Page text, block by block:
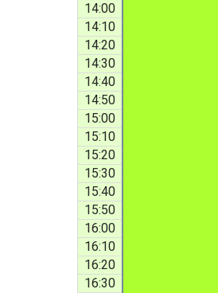
14:00
14:10
14:20
14:30
14:40
14:50
15:00
15:10
15:20
15:30
15:40
15:50
16:00
16:10
16:20
16:30